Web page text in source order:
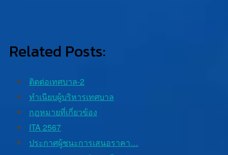
Related Posts:
ติดต่อเทศบาล-2
ทําเนียบผู้บริหารเทศบาล
กฎหมายที่เกี่ยวข้อง
ITA 2567
ประกาศผู้ชนะการเสนอราคา…